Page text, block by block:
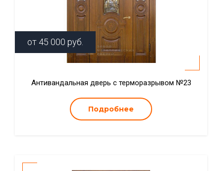
от 45 000 руб.
Антивандальная дверь с терморазрывом №23
Подробнее